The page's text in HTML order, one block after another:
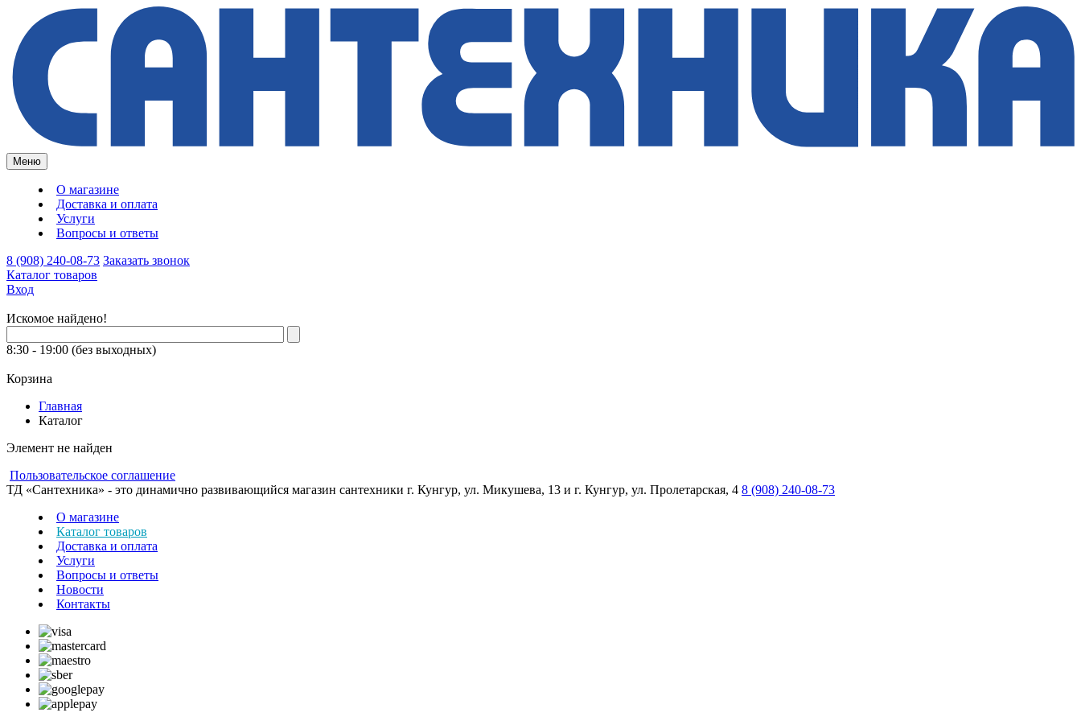
Меню
О магазине
Доставка и оплата
Услуги
Вопросы и ответы
8 (908) 240-08-73 Заказать звонок
Каталог товаров
Вход
Искомое найдено!
8:30 - 19:00 (без выходных)
Корзина
Главная
Каталог
Элемент не найден
Пользовательское соглашение
ТД «Сантехника» - это динамично развивающийся магазин сантехники г. Кунгур, ул. Микушева, 13 и г. Кунгур, ул. Пролетарская, 4 8 (908) 240-08-73
О магазине
Каталог товаров
Доставка и оплата
Услуги
Вопросы и ответы
Новости
Контакты